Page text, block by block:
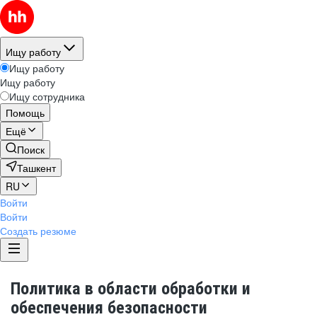
Ищу работу
Ищу работу
Ищу работу
Ищу сотрудника
Помощь
Ещё
Поиск
Ташкент
RU
Войти
Войти
Создать резюме
Политика в области обработки и
обеспечения безопасности